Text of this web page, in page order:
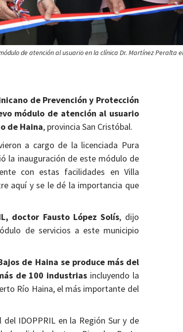
de atención al usuario en la clínica Dr. Martínez Peralta
de Prevención y Protección
módulo de atención al usuario
de Haina, provincia San Cristóbal.
a cargo de la licenciada Pura
la inauguración de este módulo de
con estas facilidades en Villa
aquí y se le dé la importancia que
doctor Fausto López Solís, dijo
de servicios a este municipio
de Haina se produce más del
de 100 industrias incluyendo la
Río Haina, el más importante del
IDOPPRIL en la Región Sur y de